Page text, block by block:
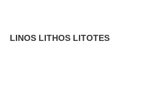
LINOS LITHOS LITOTES